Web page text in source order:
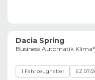
Dacia Spring
Business Automatik
1 Fahrzeughalter EZ 07/